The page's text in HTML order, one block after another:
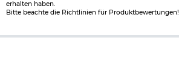
erhalten haben.
Bitte beachte die Richtlinien für Produktbewertungen!